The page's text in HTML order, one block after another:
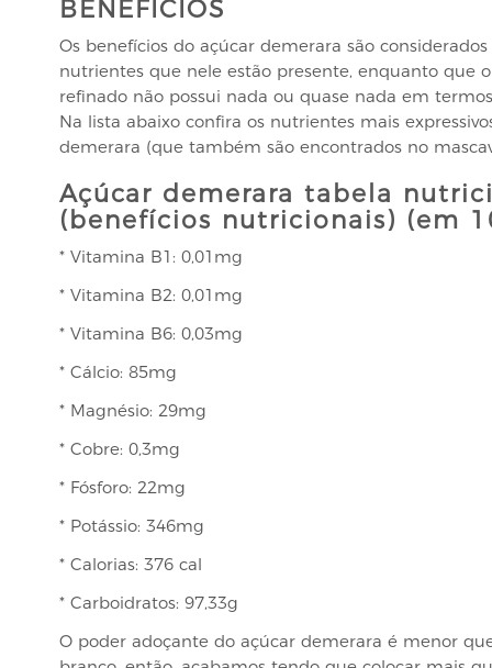
BENEFÍCIOS
Os benefícios do açúcar demerara são
nutrientes que nele estão presente, enquanto que
refinado não possui nada ou quase nada em
Na lista abaixo confira os nutrientes mais
demerara (que também são encontrados no
Açúcar demerara tabela
(benefícios nutricionais) (em
* Vitamina B1: 0,01mg
* Vitamina B2: 0,01mg
* Vitamina B6: 0,03mg
* Cálcio: 85mg
* Magnésio: 29mg
* Cobre: 0,3mg
* Fósforo: 22mg
* Potássio: 346mg
* Calorias: 376 cal
* Carboidratos: 97,33g
O poder adoçante do açúcar demerara é menor